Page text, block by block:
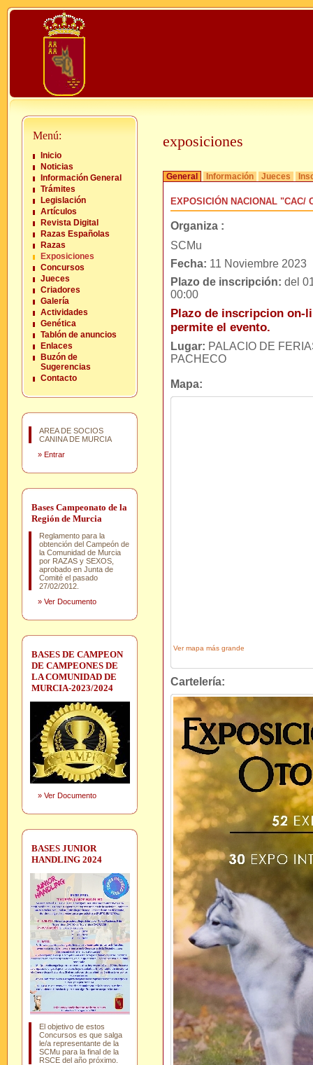
Menú:
Inicio
Noticias
Información General
Trámites
Legislación
Artículos
Revista Digital
Razas Españolas
Razas
Exposiciones
Concursos
Jueces
Criadores
Galería
Actividades
Genética
Tablón de anuncios
Enlaces
Buzón de
Sugerencias
Contacto
AREA DE SOCIOS
CANINA DE MURCIA
» Entrar
Bases Campeonato de la
Región de Murcia
Reglamento para la
obtención del Campeón de
la Comunidad de Murcia
por RAZAS y SEXOS,
aprobado en Junta de
Comité el pasado
27/02/2012.
» Ver Documento
BASES DE CAMPEON
DE CAMPEONES DE
LA COMUNIDAD DE
MURCIA-2023/2024
» Ver Documento
BASES JUNIOR
HANDLING 2024
El objetivo de estos
Concursos es que salga
le/a representante de la
SCMu para la final de la
RSCE del año próximo.
exposiciones
General Información Jueces
EXPOSICIÓN NACIONAL "CAC/
Organiza :
SCMu
Fecha: 11 Noviembre 2023
Plazo de inscripción: del
00:00
Plazo de inscripcion on-
permite el evento.
Lugar: PALACIO DE
PACHECO
Mapa:
Ver mapa más grande
Cartelería: